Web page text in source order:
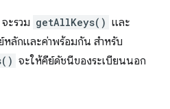
จะรวม getAllKeys() และ
หลักและค่าพร้อมกัน สำหรับ
จะให้คีย์ดัชนีของระเบียนนอก